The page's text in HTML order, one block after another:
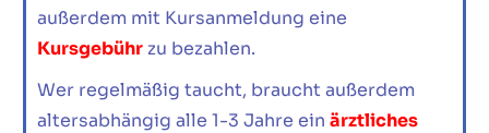
außerdem mit Kursanmeldung eine
Kursgebührzu bezahlen.
Wer regelmäßig taucht, braucht außerdem
altersabhängig alle 1-3 Jahre ein ärztliches